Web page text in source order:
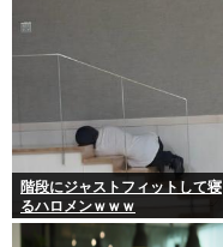
階段にジャストフィットして寝
るハロメンｗｗｗ